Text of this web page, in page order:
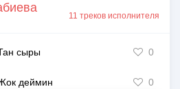
11 треков исполнителя
сыры 0
деймин 0